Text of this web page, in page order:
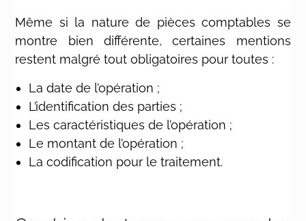
Même si la nature de pièces comptables se
montre bien différente, certaines mentions
restent malgré tout obligatoires pour toutes :
La date de l’opération ;
L’identification des parties ;
Les caractéristiques de l’opération ;
Le montant de l’opération ;
La codification pour le traitement.